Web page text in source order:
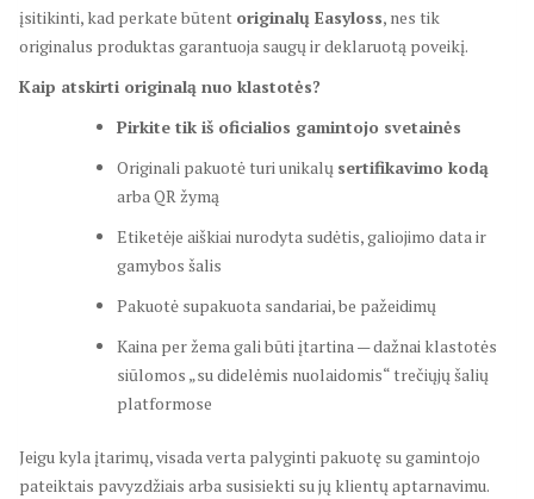
įsitikinti, kad perkate būtent originalų Easyloss, nes tik
originalus produktas garantuoja saugų ir deklaruotą poveikį.
Kaip atskirti originalą nuo klastotės?
Pirkite tik iš oficialios gamintojo svetainės
Originali pakuotė turi unikalų sertifikavimo kodą
arba QR žymą
Etiketėje aiškiai nurodyta sudėtis, galiojimo data ir
gamybos šalis
Pakuotė supakuota sandariai, be pažeidimų
Kaina per žema gali būti įtartina — dažnai klastotės
siūlomos „su didelėmis nuolaidomis“ trečiųjų šalių
platformose
Jeigu kyla įtarimų, visada verta palyginti pakuotę su gamintojo
pateiktais pavyzdžiais arba susisiekti su jų klientų aptarnavimu.